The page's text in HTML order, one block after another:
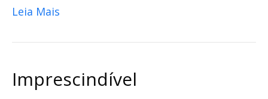
Leia Mais
Imprescindível